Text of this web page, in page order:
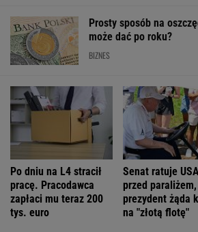
Prosty sposób na
może dać po roku?
BIZNES
Po dniu na L4 stracił
pracę. Pracodawca
zapłaci mu teraz 200
tys. euro
Senat ratuje
przed paraliżem,
prezydent żąda
na "złotą flotę"